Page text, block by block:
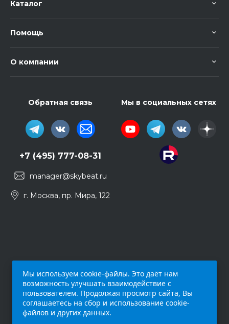
Каталог
Помощь
О компании
Обратная связь
+7 (495) 777-08-31
manager@skybeat.ru
г. Москва, пр. Мира, 122
Мы в социальных сетях
Мы используем cookie-файлы. Это даёт нам
возможность улучшать взаимодействие с
пользователем. Продолжая просмотр сайта, Вы
соглашаетесь на сбор и использование cookie-
файлов и других данных.